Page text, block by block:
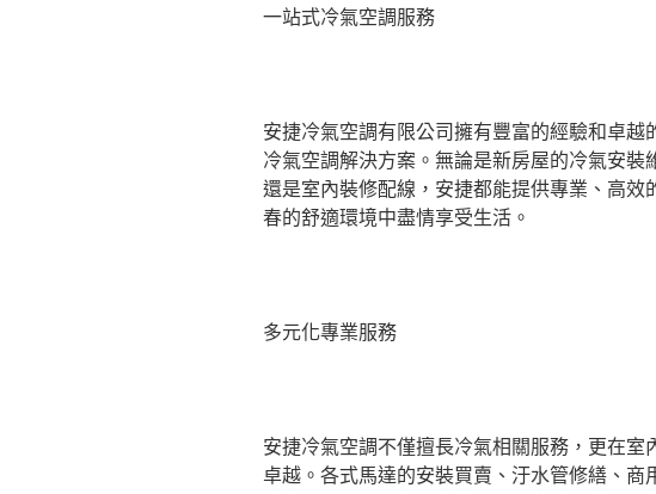
一站式冷氣空調服務
安捷冷氣空調有限公司擁有豐富的經驗和卓越
冷氣空調解決方案。無論是新房屋的冷氣安裝
還是室內裝修配線，安捷都能提供專業、高效
春的舒適環境中盡情享受生活。
多元化專業服務
安捷冷氣空調不僅擅長冷氣相關服務，更在室
卓越。各式馬達的安裝買賣、汙水管修繕、商